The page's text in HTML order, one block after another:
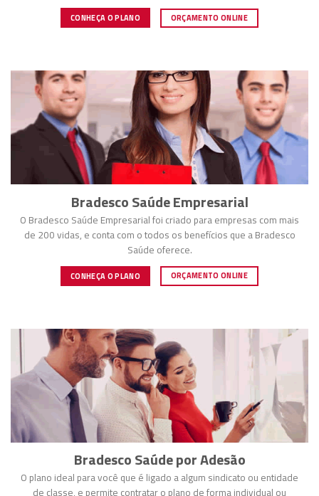
CONHEÇA O PLANO ORÇAMENTO ONLINE
Bradesco Saúde Empresarial
O Bradesco Saúde Empresarial foi criado para empresas com mais
de 200 vidas, e conta com o todos os benefícios que a Bradesco
Saúde oferece.
CONHEÇA O PLANO ORÇAMENTO ONLINE
Bradesco Saúde por Adesão
O plano ideal para você que é ligado a algum sindicato ou entidade
de classe, e permite contratar o plano de forma individual ou